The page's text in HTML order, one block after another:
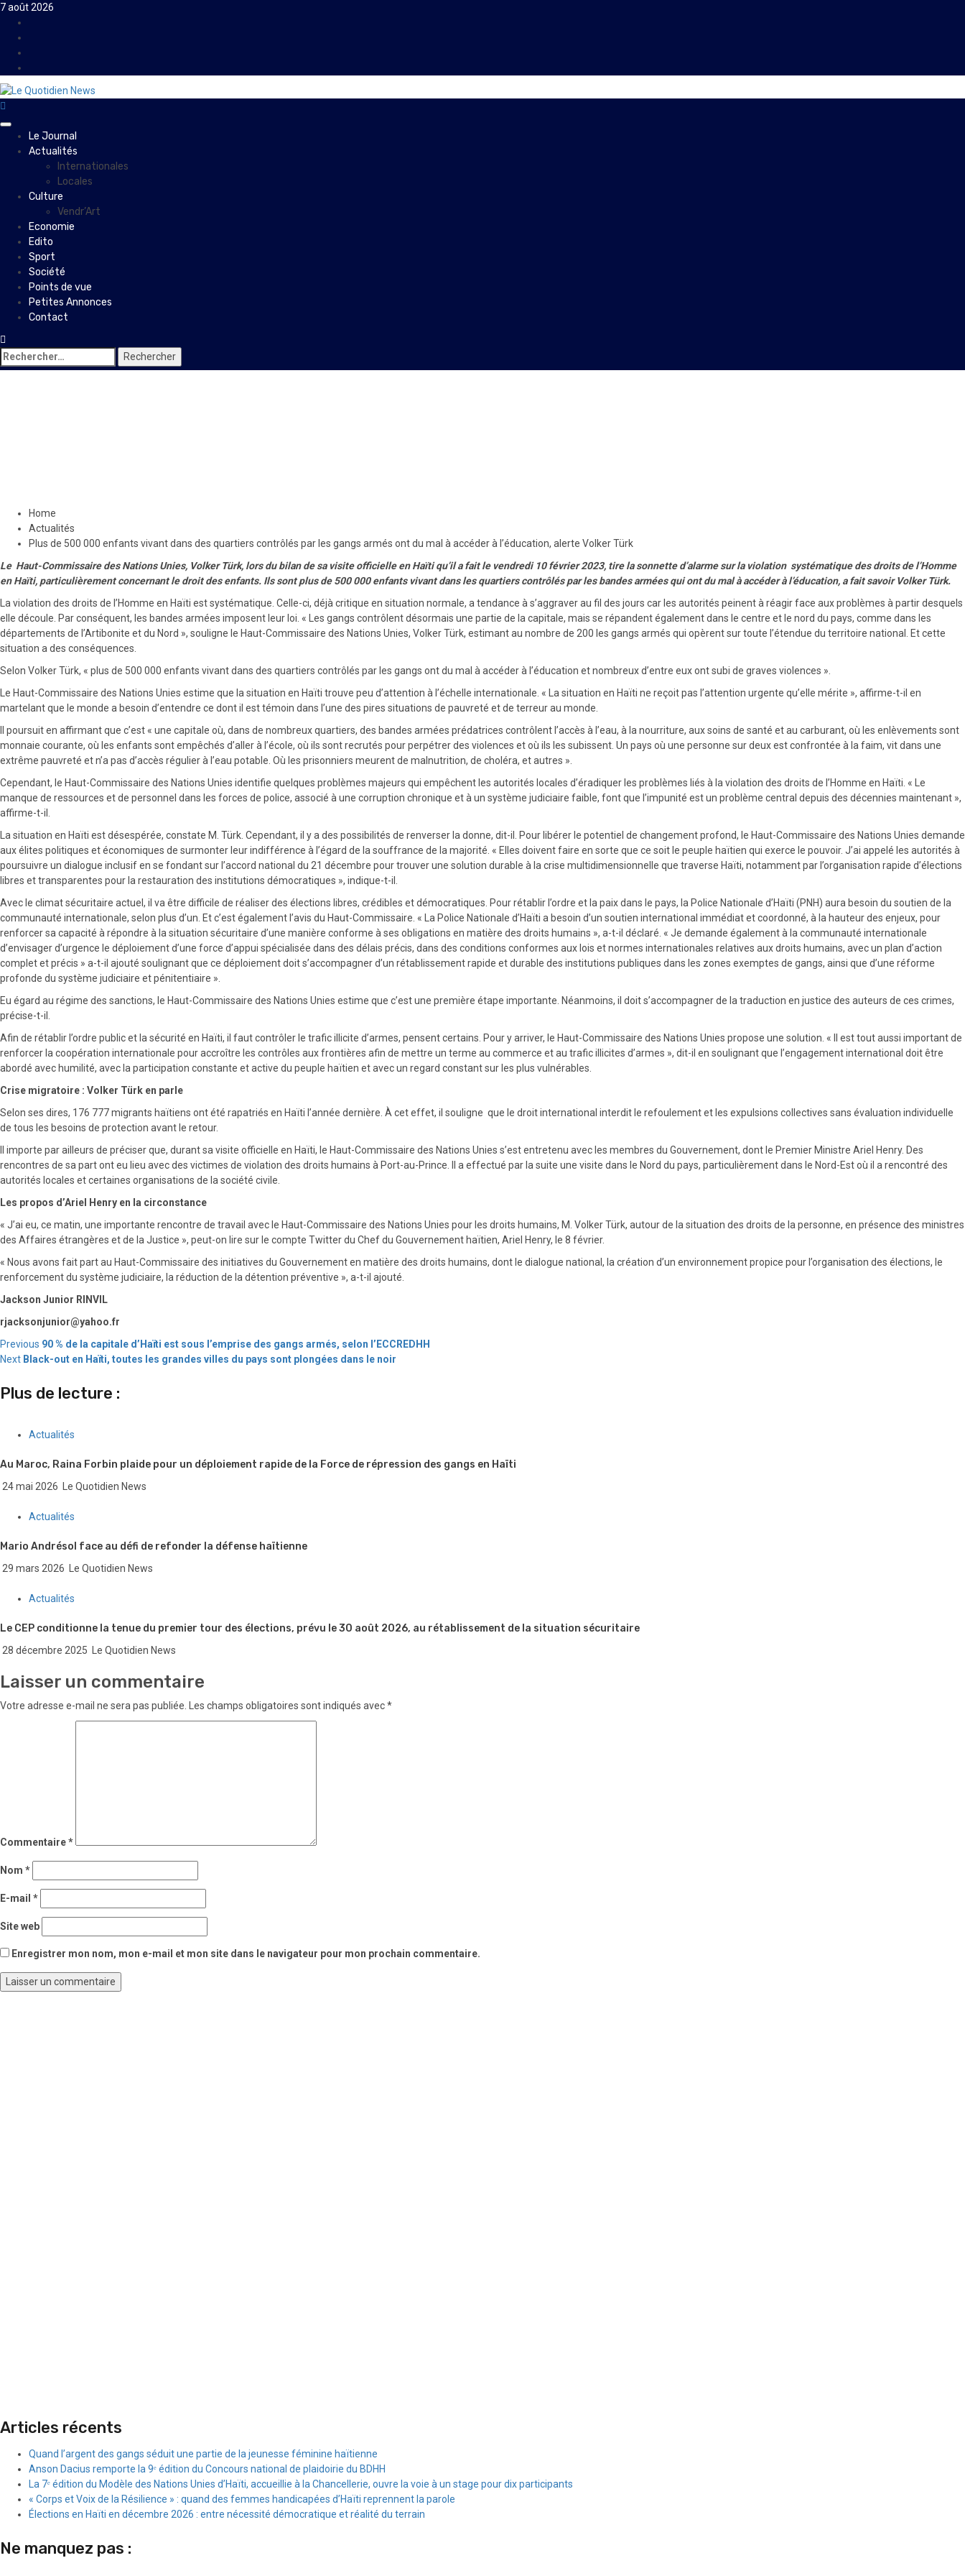
Skip
content
7 août 2026
PrimaryLe Journal
Actualités
Internationales
Locales
Culture
Vendr’Art
Economie
Edito
Sport
Société
Points de vue
Petites Annonces
Contact
Rechercher :
Home
Actualités
Plus de 500 000 enfants vivant dans des quartiers contrôlés par les gangs armés ont du mal à accéder à l’éducation, alerte Volker Türk
Le Haut-Commissaire des Nations Unies, Volker Türk, lors du bilan de sa visite officielle en Haïti qu’il a fait le vendredi 10 février 2023, tire la sonnette d’alarme sur la violation systématique des droits de l’Homme
en Haïti, particulièrement concernant le droit des enfants. Ils sont plus de 500 000 enfants vivant dans les quartiers contrôlés par les bandes armées qui ont du mal à accéder à l’éducation, a fait savoir Volker Türk.
La violation des droits de l’Homme en Haïti est systématique. Celle-ci, déjà critique en situation normale, a tendance à s’aggraver au fil des jours car les autorités peinent à réagir face aux problèmes à partir desquels
elle découle. Par conséquent, les bandes armées imposent leur loi. « Les gangs contrôlent désormais une partie de la capitale, mais se répandent également dans le centre et le nord du pays, comme dans les
départements de l’Artibonite et du Nord », souligne le Haut-Commissaire des Nations Unies, Volker Türk, estimant au nombre de 200 les gangs armés qui opèrent sur toute l’étendue du territoire national. Et cette
situation a des conséquences.
Selon Volker Türk, « plus de 500 000 enfants vivant dans des quartiers contrôlés par les gangs ont du mal à accéder à l’éducation et nombreux d’entre eux ont subi de graves violences ».
Le Haut-Commissaire des Nations Unies estime que la situation en Haïti trouve peu d’attention à l’échelle internationale. « La situation en Haïti ne reçoit pas l’attention urgente qu’elle mérite », affirme-t-il en
martelant que le monde a besoin d’entendre ce dont il est témoin dans l’une des pires situations de pauvreté et de terreur au monde.
Il poursuit en affirmant que c’est « une capitale où, dans de nombreux quartiers, des bandes armées prédatrices contrôlent l’accès à l’eau, à la nourriture, aux soins de santé et au carburant, où les enlèvements sont
monnaie courante, où les enfants sont empêchés d’aller à l’école, où ils sont recrutés pour perpétrer des violences et où ils les subissent. Un pays où une personne sur deux est confrontée à la faim, vit dans une
extrême pauvreté et n’a pas d’accès régulier à l’eau potable. Où les prisonniers meurent de malnutrition, de choléra, et autres ».
Cependant, le Haut-Commissaire des Nations Unies identifie quelques problèmes majeurs qui empêchent les autorités locales d’éradiquer les problèmes liés à la violation des droits de l’Homme en Haïti. « Le
manque de ressources et de personnel dans les forces de police, associé à une corruption chronique et à un système judiciaire faible, font que l’impunité est un problème central depuis des décennies maintenant »,
affirme-t-il.
La situation en Haïti est désespérée, constate M. Türk. Cependant, il y a des possibilités de renverser la donne, dit-il. Pour libérer le potentiel de changement profond, le Haut-Commissaire des Nations Unies demande
aux élites politiques et économiques de surmonter leur indifférence à l’égard de la souffrance de la majorité. « Elles doivent faire en sorte que ce soit le peuple haïtien qui exerce le pouvoir. J’ai appelé les autorités à
poursuivre un dialogue inclusif en se fondant sur l’accord national du 21 décembre pour trouver une solution durable à la crise multidimensionnelle que traverse Haïti, notamment par l’organisation rapide d’élections
libres et transparentes pour la restauration des institutions démocratiques », indique-t-il.
Avec le climat sécuritaire actuel, il va être difficile de réaliser des élections libres, crédibles et démocratiques. Pour rétablir l’ordre et la paix dans le pays, la Police Nationale d’Haïti (PNH) aura besoin du soutien de la
communauté internationale, selon plus d’un. Et c’est également l’avis du Haut-Commissaire. « La Police Nationale d’Haïti a besoin d’un soutien international immédiat et coordonné, à la hauteur des enjeux, pour
renforcer sa capacité à répondre à la situation sécuritaire d’une manière conforme à ses obligations en matière des droits humains », a-t-il déclaré. « Je demande également à la communauté internationale
d’envisager d’urgence le déploiement d’une force d’appui spécialisée dans des délais précis, dans des conditions conformes aux lois et normes internationales relatives aux droits humains, avec un plan d’action
complet et précis » a-t-il ajouté soulignant que ce déploiement doit s’accompagner d’un rétablissement rapide et durable des institutions publiques dans les zones exemptes de gangs, ainsi que d’une réforme
profonde du système judiciaire et pénitentiaire ».
Eu égard au régime des sanctions, le Haut-Commissaire des Nations Unies estime que c’est une première étape importante. Néanmoins, il doit s’accompagner de la traduction en justice des auteurs de ces crimes,
précise-t-il.
Afin de rétablir l’ordre public et la sécurité en Haïti, il faut contrôler le trafic illicite d’armes, pensent certains. Pour y arriver, le Haut-Commissaire des Nations Unies propose une solution. « Il est tout aussi important de
renforcer la coopération internationale pour accroître les contrôles aux frontières afin de mettre un terme au commerce et au trafic illicites d’armes », dit-il en soulignant que l’engagement international doit être
abordé avec humilité, avec la participation constante et active du peuple haïtien et avec un regard constant sur les plus vulnérables.
Crise migratoire : Volker Türk en parle
Selon ses dires, 176 777 migrants haïtiens ont été rapatriés en Haïti l’année dernière. À cet effet, il souligne que le droit international interdit le refoulement et les expulsions collectives sans évaluation individuelle
de tous les besoins de protection avant le retour.
Il importe par ailleurs de préciser que, durant sa visite officielle en Haïti, le Haut-Commissaire des Nations Unies s’est entretenu avec les membres du Gouvernement, dont le Premier Ministre Ariel Henry. Des
rencontres de sa part ont eu lieu avec des victimes de violation des droits humains à Port-au-Prince. Il a effectué par la suite une visite dans le Nord du pays, particulièrement dans le Nord-Est où il a rencontré des
autorités locales et certaines organisations de la société civile.
Les propos d’Ariel Henry en la circonstance
« J’ai eu, ce matin, une importante rencontre de travail avec le Haut-Commissaire des Nations Unies pour les droits humains, M. Volker Türk, autour de la situation des droits de la personne, en présence des ministres
des Affaires étrangères et de la Justice », peut-on lire sur le compte Twitter du Chef du Gouvernement haïtien, Ariel Henry, le 8 février.
« Nous avons fait part au Haut-Commissaire des initiatives du Gouvernement en matière des droits humains, dont le dialogue national, la création d’un environnement propice pour l’organisation des élections, le
renforcement du système judiciaire, la réduction de la détention préventive », a-t-il ajouté.
Jackson Junior RINVIL
rjacksonjunior@yahoo.fr
Continue
Reading
Previous 90 % de la capitale d’Haïti est sous l’emprise des gangs armés, selon l’ECCREDHH
Next Black-out en Haïti, toutes les grandes villes du pays sont plongées dans le noir
Plus de lecture :
Actualités
Au Maroc, Raina Forbin plaide pour un déploiement rapide de la Force de répression des gangs en Haïti
24 mai 2026 Le Quotidien News
Actualités
Mario Andrésol face au défi de refonder la défense haïtienne
29 mars 2026 Le Quotidien News
Actualités
Le CEP conditionne la tenue du premier tour des élections, prévu le 30 août 2026, au rétablissement de la situation sécuritaire
28 décembre 2025 Le Quotidien News
Laisser un commentaire
Votre adresse e-mail ne sera pas publiée. Les champs obligatoires sont indiqués avec*
Commentaire*
Nom *
E-mail *
Site web
Enregistrer mon nom, mon e-mail et mon site dans le navigateur pour mon prochain commentaire.
Articles récents
Quand l’argent des gangs séduit une partie de la jeunesse féminine haïtienne
Anson Dacius remporte la 9ᵉ édition du Concours national de plaidoirie du BDHH
La 7ᵉ édition du Modèle des Nations Unies d’Haïti, accueillie à la Chancellerie, ouvre la voie à un stage pour dix participants
« Corps et Voix de la Résilience » : quand des femmes handicapées d’Haïti reprennent la parole
Élections en Haïti en décembre 2026 : entre nécessité démocratique et réalité du terrain
Ne manquez pas :